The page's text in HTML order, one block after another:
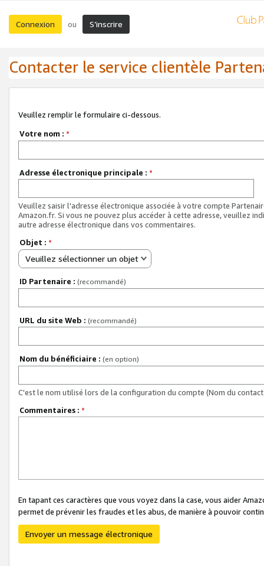
Connexion ou S’inscrire
Contacter le service clientèle
Veuillez remplir le formulaire ci-dessous.
Votre nom : *
Adresse électronique principale : *
Veuillez saisir l'adresse électronique associée à votre compte
Amazon.fr. Si vous ne pouvez plus accéder à cette adresse, veuillez
autre adresse électronique dans vos commentaires.
Objet : *
Veuillez sélectionner un objet
ID Partenaire : (recommandé)
URL du site Web : (recommandé)
Nom du bénéficiaire : (en option)
C'est le nom utilisé lors de la configuration du compte (Nom du
Commentaires : *
En tapant ces caractères que vous voyez dans la case, vous aider
permet de prévenir les fraudes et les abus, de manière à pouvoir
Envoyer un message électronique